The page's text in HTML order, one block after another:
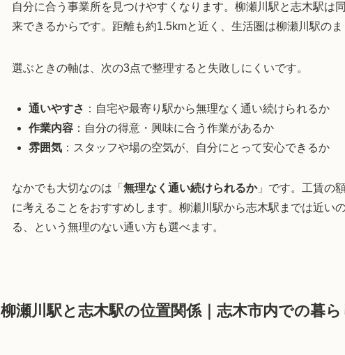
自分に合う事業所を見つけやすくなります。柳瀬川駅と志木駅は
来できるからです。距離も約1.5kmと近く、生活圏は柳瀬川駅の
選ぶときの軸は、次の3点で整理すると失敗しにくいです。
通いやすさ ：自宅や最寄り駅から無理なく通い続けられるか
作業内容 ：自分の得意・興味に合う作業があるか
雰囲気 ：スタッフや場の空気が、自分にとって安心できるか
なかでも大切なのは「 無理なく通い続けられるか」です。工賃の
に考えることをおすすめします。柳瀬川駅から志木駅までは近い
る、という無理のない通い方も選べます。
柳瀬川駅と志木駅の位置関係｜志木市内での暮